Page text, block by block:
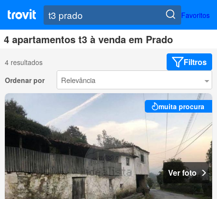
Favoritos
4 apartamentos t3 à venda em Prado
4 resultados Filtros
Ordenar por
muita procura
Ver foto